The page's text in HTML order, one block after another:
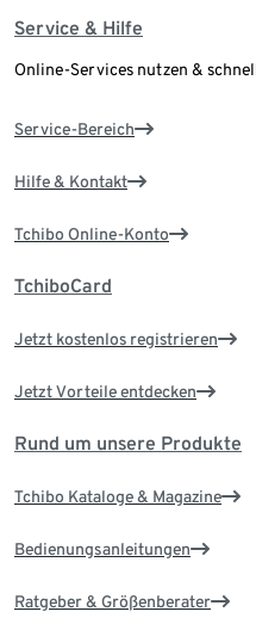
Service & Hilfe
Online-Services nutzen &
Service-Bereich
Hilfe & Kontakt
Tchibo Online-Konto
TchiboCard
Jetzt kostenlos registrieren
Jetzt Vorteile entdecken
Rund um unsere Produkte
Tchibo Kataloge & Magazine
Bedienungsanleitungen
Ratgeber & Größenberater